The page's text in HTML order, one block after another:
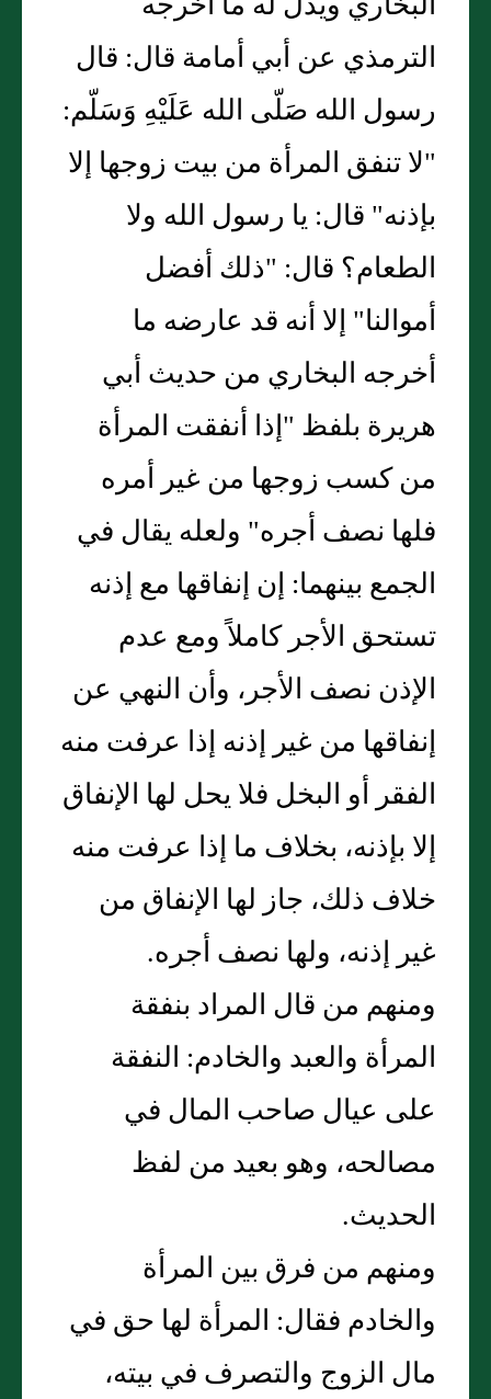
الترمذي عن أبي أمامة قال: قال
رسول الله صَلّى الله عَلَيْهِ وَسَلّم:
"لا تنفق المرأة من بيت زوجها إلا
بإذنه" قال: يا رسول الله ولا
الطعام؟ قال: "ذلك أفضل
أموالنا" إلا أنه قد عارضه ما
أخرجه البخاري من حديث أبي
هريرة بلفظ "إذا أنفقت المرأة
من كسب زوجها من غير أمره
فلها نصف أجره" ولعله يقال في
الجمع بينهما: إن إنفاقها مع إذنه
تستحق الأجر كاملاً ومع عدم
الإذن نصف الأجر، وأن النهي عن
إنفاقها من غير إذنه إذا عرفت منه
الفقر أو البخل فلا يحل لها الإنفاق
إلا بإذنه، بخلاف ما إذا عرفت منه
خلاف ذلك، جاز لها الإنفاق من
غير إذنه، ولها نصف أجره.
ومنهم من قال المراد بنفقة
المرأة والعبد والخادم: النفقة
على عيال صاحب المال في
مصالحه، وهو بعيد من لفظ
الحديث.
ومنهم من فرق بين المرأة
والخادم فقال: المرأة لها حق في
مال الزوج والتصرف في بيته،